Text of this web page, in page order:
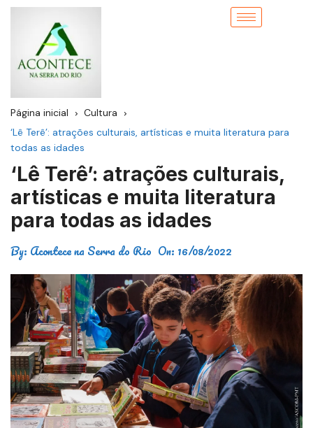
Página inicial
Cultura
‘Lê Terê’: atrações culturais, artísticas e muita literatura para
todas as idades
‘Lê Terê’: atrações culturais,
artísticas e muita literatura
para todas as idades
By: Acontece na Serra do Rio On: 16/08/2022